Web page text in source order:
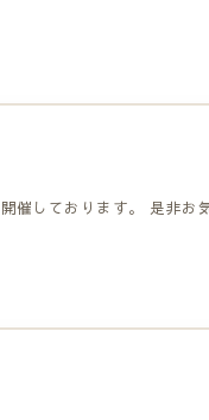
催しております。 是非お